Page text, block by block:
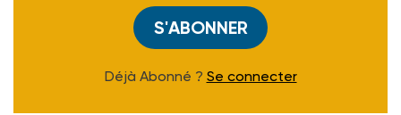
S'ABONNER
Déjà Abonné ? Se connecter